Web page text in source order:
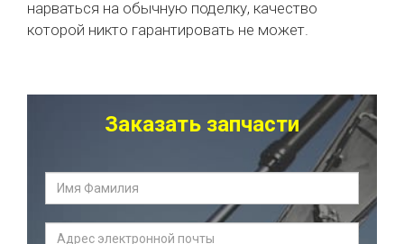
нарваться на обычную поделку, качество
которой никто гарантировать не может.
Заказать запчасти